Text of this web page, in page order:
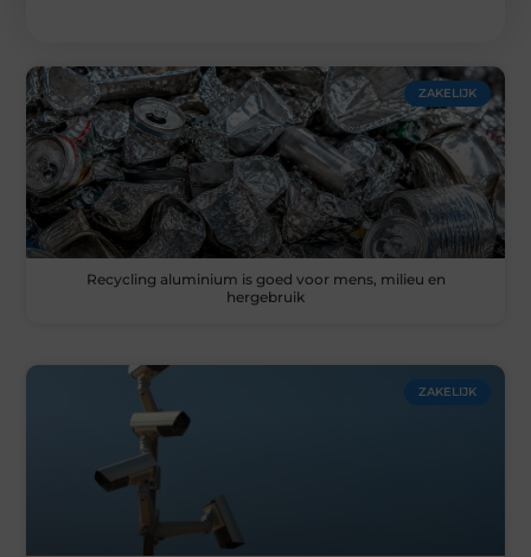
ZAKELIJK
Recycling aluminium is goed voor mens, milieu en
hergebruik
ZAKELIJK